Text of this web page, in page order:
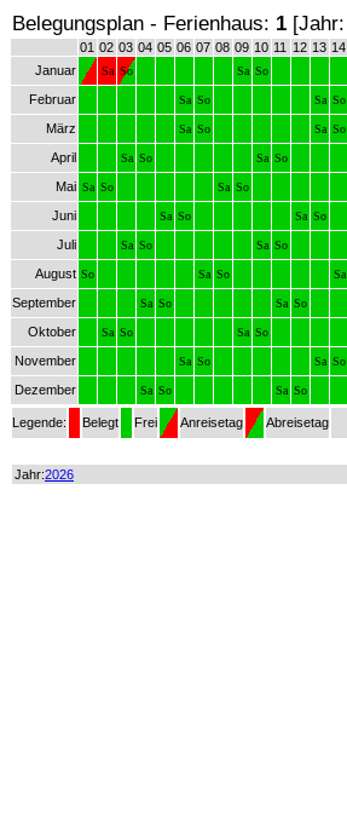
Belegungsplan - Ferienhaus: 1 [Jahr:
01 02 03 04 05 06 07 08 09 10 11 12 13 14
Januar
Sa So Sa So
Februar Sa So Sa So
März Sa So Sa So
April Sa So Sa So
Mai Sa So Sa So
Juni Sa So Sa So
Juli Sa So Sa So
August So Sa So Sa
September Sa So Sa So
Oktober Sa So Sa So
November Sa So Sa So
Dezember Sa So Sa So
Legende: Belegt Frei Anreisetag Abreisetag
Jahr:2026